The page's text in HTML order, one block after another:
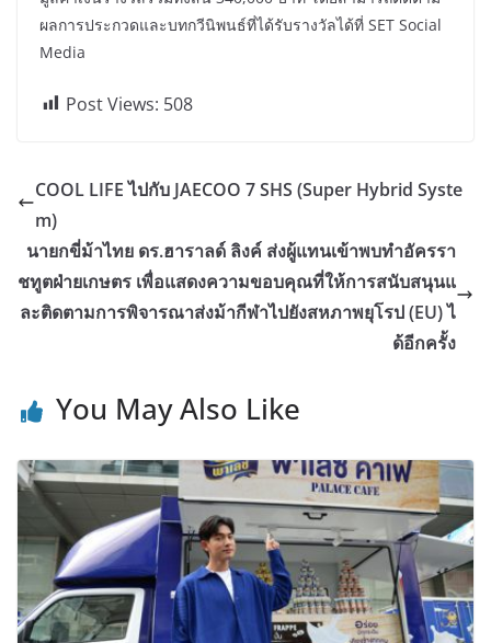
ผลการประกวดและบทกวีนิพนธ์ที่ได้รับรางวัลได้ที่ SET Social
Media
Post Views: 508
COOL LIFE ไปกับ JAECOO 7 SHS (Super Hybrid Syste
m)
นายกขี่ม้าไทย ดร.ฮาราลด์ ลิงค์ ส่งผู้แทนเข้าพบทำอัครรา
ชทูตฝ่ายเกษตร เพื่อแสดงความขอบคุณที่ให้การสนับสนุนแ
ละติดตามการพิจารณาส่งม้ากีฬาไปยังสหภาพยุโรป (EU) ไ
ด้อีกครั้ง
You May Also Like